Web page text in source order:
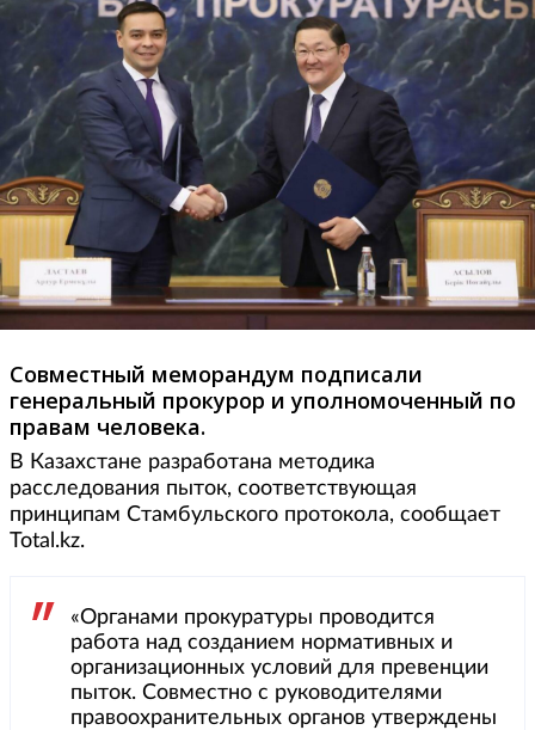
Совместный меморандум подписали
генеральный прокурор и уполномоченный по
правам человека.
В Казахстане разработана методика
расследования пыток, соответствующая
принципам Стамбульского протокола, сообщает
Total.kz.
«Органами прокуратуры проводится
работа над созданием нормативных и
организационных условий для превенции
пыток. Совместно с руководителями
правоохранительных органов утверждены